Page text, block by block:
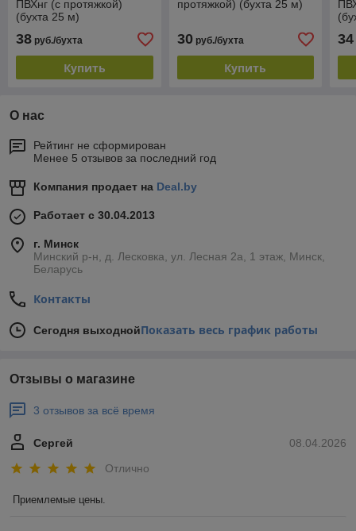
ПВХнг (с протяжкой)
(бухта 25 м)
38 руб./бухта
Купить
протяжкой) (бухта 25 м)
30руб./бухта
Купить
34
О нас
Рейтинг не сформирован
Менее 5 отзывов за последний год
Компания продает на Deal.by
Работает с 30.04.2013
г. Минск
Минский р-н, д. Лесковка, ул. Лесная 2а, 1 этаж, Минск,
Беларусь
Контакты
Сегодня выходнойПоказать весь график работы
Отзывы о магазине
3 отзывов за всё время
08.04.2026
Сергей
Отлично
Приемлемые цены.